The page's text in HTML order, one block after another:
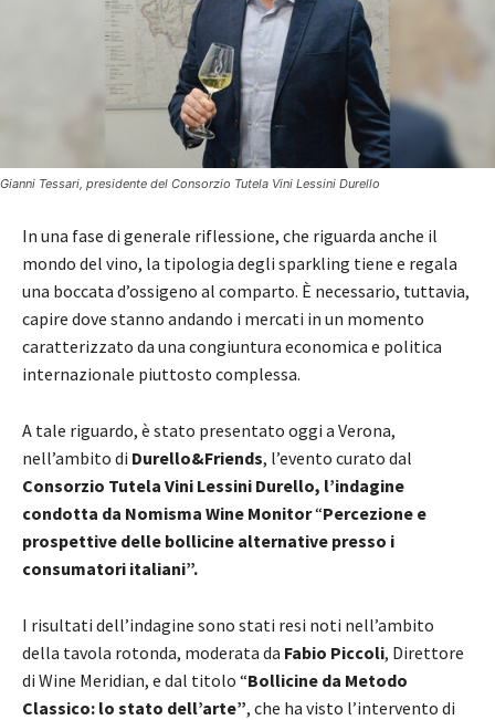
Gianni Tessari, presidente del Consorzio Tutela Vini Lessini Durello
In una fase di generale riflessione, che riguarda anche il
mondo del vino, la tipologia degli sparkling tiene e regala
una boccata d’ossigeno al comparto. È necessario, tuttavia,
capire dove stanno andando i mercati in un momento
caratterizzato da una congiuntura economica e politica
internazionale piuttosto complessa.
A tale riguardo, è stato presentato oggi a Verona,
nell’ambito di Durello&Friends, l’evento curato dal
Consorzio Tutela Vini Lessini Durello, l’indagine
condotta da Nomisma Wine Monitor“Percezione e
prospettive delle bollicine alternative presso i
consumatori italiani”.
I risultati dell’indagine sono stati resi noti nell’ambito
della tavola rotonda, moderata da Fabio Piccoli, Direttore
di Wine Meridian, e dal titolo “Bollicine da Metodo
Classico: lo stato dell’arte”, che ha visto l’intervento di